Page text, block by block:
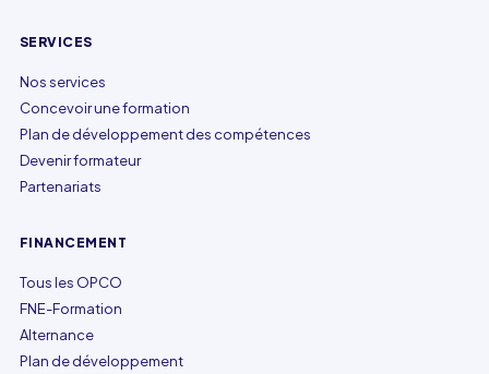
SERVICES
Nos services
Concevoir une formation
Plan de développement des compétences
Devenir formateur
Partenariats
FINANCEMENT
Tous les OPCO
FNE-Formation
Alternance
Plan de développement